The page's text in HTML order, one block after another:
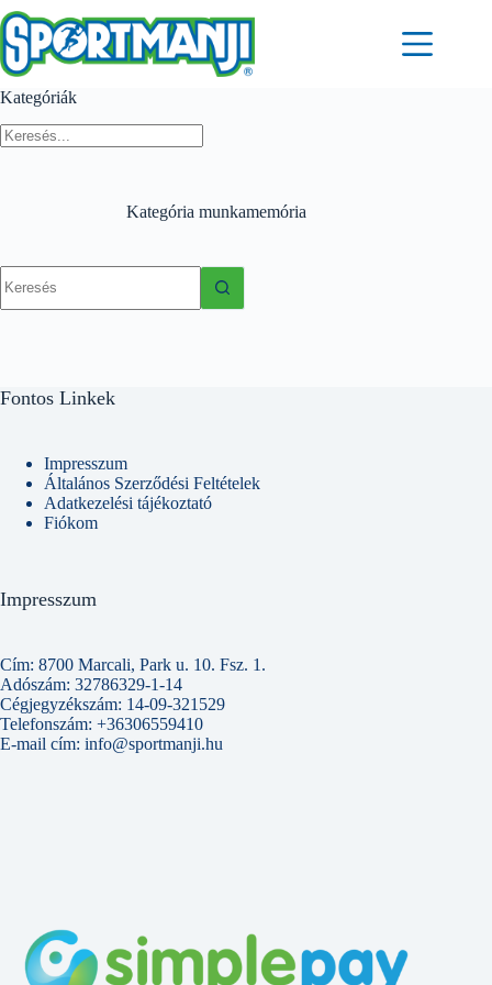
Skip
to
content
Kategória munkamemória
results
Kategóriák
Fontos Linkek
Impresszum
Általános Szerződési Feltételek
Adatkezelési tájékoztató
Fiókom
Impresszum
Cím: 8700 Marcali, Park u. 10. Fsz. 1.
Adószám: 32786329-1-14
Cégjegyzékszám: 14-09-321529
Telefonszám: +36306559410
E-mail cím: info@sportmanji.hu